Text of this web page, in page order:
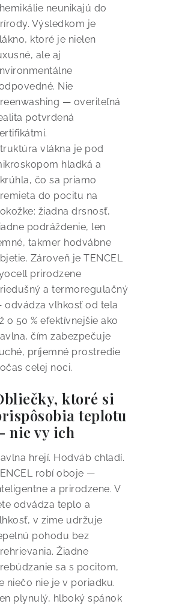
neunikajú do
Výsledkom je
ktoré je nielen
ale aj
Nie
— overiteľná
potvrdená
vlákna je pod
hladká a
čo sa priamo
do pocitu na
žiadna drsnosť,
podráždenie, len
takmer hodvábne
Zároveň je TENCEL
prirodzene
a termoregulačný
odvádza vlhkosť od tela
o 50 % efektívnejšie ako
čím zabezpečuje
príjemné prostredie
celej noci.
ktoré si
teplotu
nie vy ich
hrejí. Hodváb chladí.
robí oboje —
a prirodzene. V
odvádza teplo a
v zime udržuje
pohodu bez
Žiadne
sa s pocitom,
niečo nie je v poriadku.
plynulý, hlboký spánok